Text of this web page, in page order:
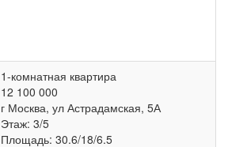
1-комнатная квартира
12 100 000
г Москва, ул Астрадамская, 5А
Этаж: 3/5
Площадь: 30.6/18/6.5